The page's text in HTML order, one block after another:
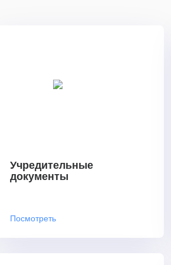
Учредительные
документы
Посмотреть